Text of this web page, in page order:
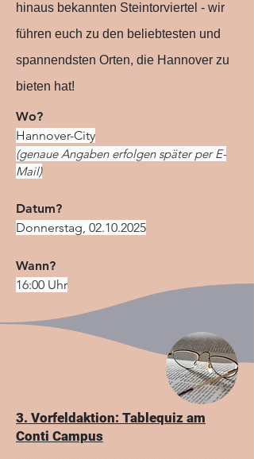
hinaus bekannten Steintorviertel - wir
führen euch zu den beliebtesten und
spannendsten Orten, die Hannover zu
bieten hat!
Wo?
Hannover-City
(genaue Angaben erfolgen später per E-
Mail)
Datum?
Donnerstag, 02.10.2025
Wann?
16:00 Uhr
3. Vorfeldaktion: Tablequiz am
Conti Campus